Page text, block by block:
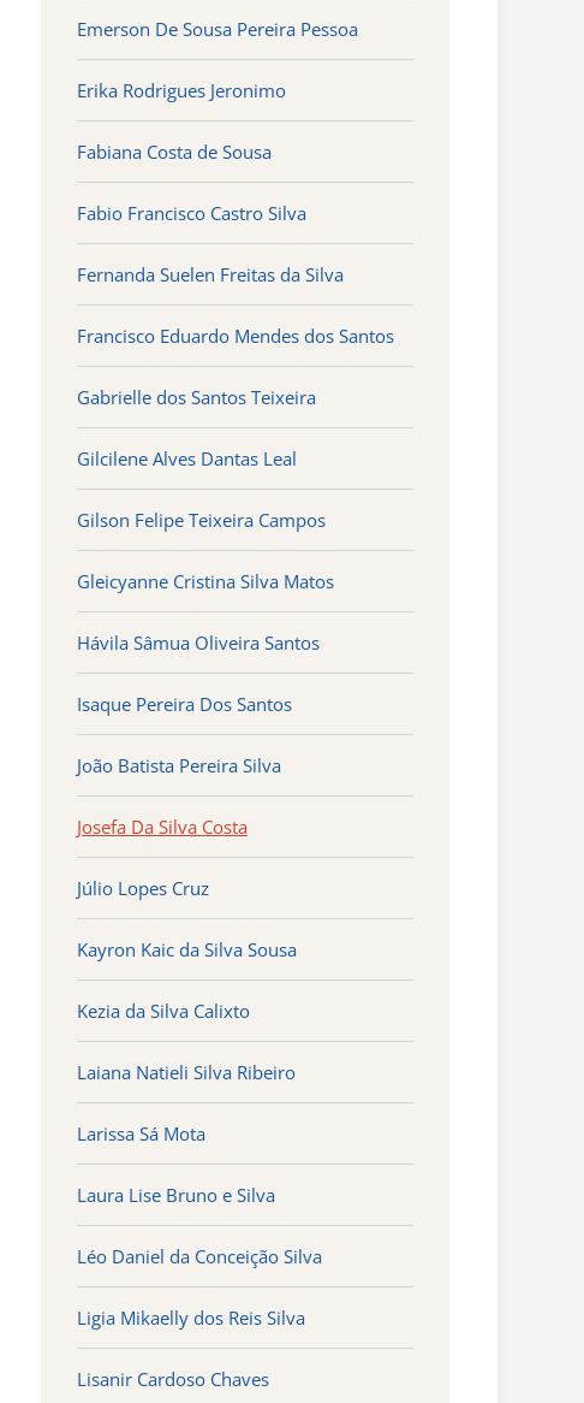
Emerson De Sousa Pereira Pessoa
Erika Rodrigues Jeronimo
Fabiana Costa de Sousa
Fabio Francisco Castro Silva
Fernanda Suelen Freitas da Silva
Francisco Eduardo Mendes dos Santos
Gabrielle dos Santos Teixeira
Gilcilene Alves Dantas Leal
Gilson Felipe Teixeira Campos
Gleicyanne Cristina Silva Matos
Hávila Sâmua Oliveira Santos
Isaque Pereira Dos Santos
João Batista Pereira Silva
Josefa Da Silva Costa
Júlio Lopes Cruz
Kayron Kaic da Silva Sousa
Kezia da Silva Calixto
Laiana Natieli Silva Ribeiro
Larissa Sá Mota
Laura Lise Bruno e Silva
Léo Daniel da Conceição Silva
Ligia Mikaelly dos Reis Silva
Lisanir Cardoso Chaves